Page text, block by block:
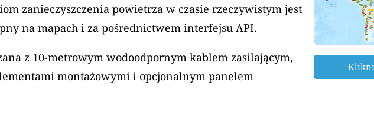
zanieczyszczenia powietrza w czasie rzeczywistym jest
na mapach i za pośrednictwem interfejsu API.
z 10-metrowym wodoodpornym kablem zasilającym,
montażowymi i opcjonalnym panelem